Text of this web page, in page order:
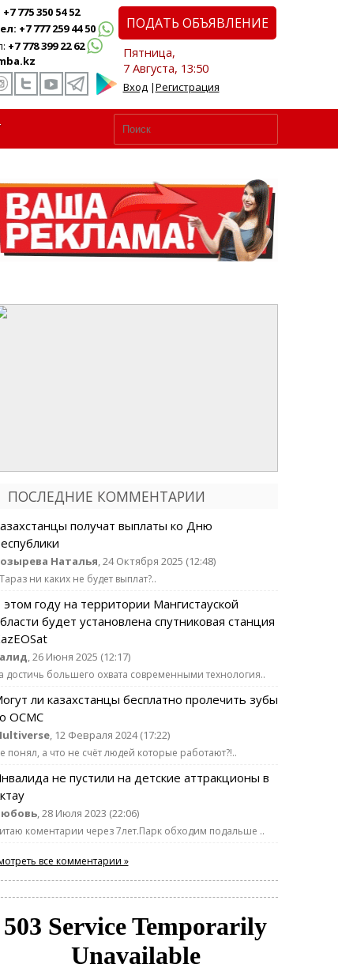
+7 775 350 54 52
+7 777 259 44 50
+7 778 399 22 62
ПОДАТЬ ОБЪЯВЛЕНИЕ
Пятница,
7 Августа, 13:50
Вход|Регистрация
ПОСЛЕДНИЕ КОММЕНТАРИИ
получат выплаты ко Дню
Наталья, 24 Октября 2025 (12:48)
ни каких не будет выплат?..
этом году на территории Мангистауской
будет установлена спутниковая станция
, 26 Июня 2025 (12:17)
достичь большего охвата современными технология..
ли казахстанцы бесплатно пролечить зубы
ОСМС
, 12 Февраля 2024 (17:22)
понял, а что не счёт людей которые работают?!..
не пустили на детские аттракционы в
, 28 Июля 2023 (22:06)
коментарии через 7лет.Парк обходим подальше ..
все комментарии »